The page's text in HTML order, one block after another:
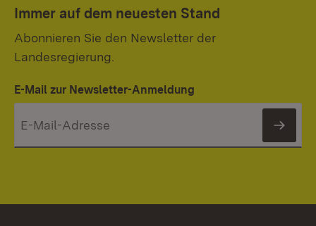
Immer auf dem neuesten Stand
Abonnieren Sie den Newsletter der
Landesregierung.
E-Mail zur Newsletter-Anmeldung